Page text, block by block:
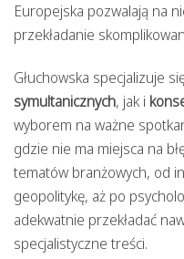
Europejska pozwalają na
przekładanie
Głuchowska specjalizuje
symultanicznych, jak i
wyborem na ważne
gdzie nie ma miejsca na
tematów branżowych, od
geopolitykę, aż po
adekwatnie przekładać
specjalistyczne treści.